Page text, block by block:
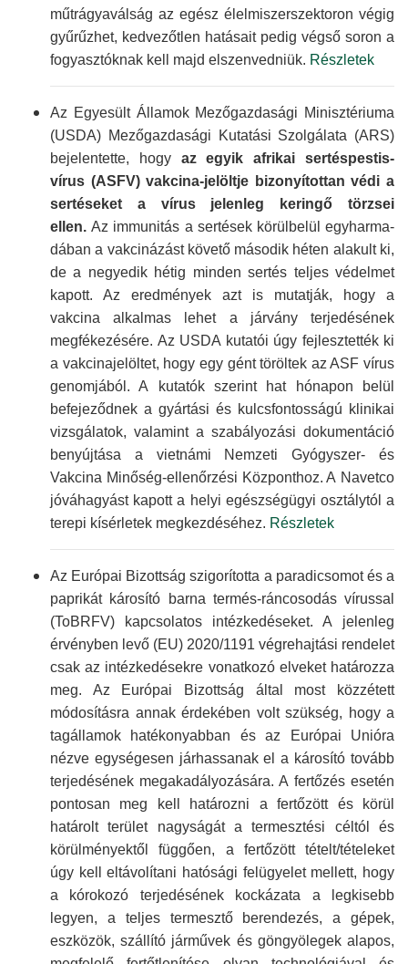
műtrágya­válság az egész élelmiszer­szektoron végig
gyűrűzhet, kedvezőtlen hatásait pedig végső soron a
fogyasztóknak kell majd elszenved­niük. Részletek
Az Egyesült Államok Mező­gazdasági Minisz­tériuma
(USDA) Mező­gazdasági Kutatási Szolgálata (ARS)
bejelen­tette, hogy az egyik afrikai sertés­pestis-
vírus (ASFV) vakcina-jelöltje bizonyí­tottan védi a
sertéseket a vírus jelenleg keringő törzsei
ellen.Az immu­nitás a sertések körülbelül egyharma­
dában a vakci­názást követő második héten alakult ki,
de a negyedik hétig minden sertés teljes védelmet
kapott. Az ered­mények azt is mutatják, hogy a
vakcina alkalmas lehet a járvány terjedé­sének
megféke­zésére. Az USDA kutatói úgy fejlesz­tették ki
a vakcina­jelöltet, hogy egy gént töröltek az ASF vírus
genom­jából. A kutatók szerint hat hónapon belül
befeje­ződnek a gyártási és kulcs­fontosságú klinikai
vizsgálatok, valamint a szabályozási dokumen­táció
benyújtása a vietnámi Nemzeti Gyógyszer- és
Vakcina Minőség-ellenőrzési Központhoz. A Navetco
jóvá­hagyást kapott a helyi egészség­ügyi osztálytól a
terepi kísérletek megkez­déséhez. Részletek
Az Európai Bizottság szigorította a paradi­csomot és a
paprikát károsító barna termés-ránco­sodás vírussal
(ToBRFV) kapcsolatos intézke­déseket. A jelenleg
érvényben levő (EU) 2020/1191 végrehajtási rendelet
csak az intézke­désekre vonatkozó elveket határozza
meg. Az Európai Bizottság által most közzétett
módosí­tásra annak érdekében volt szükség, hogy a
tag­államok hatéko­nyabban és az Európai Unióra
nézve egységesen járhassanak el a károsító tovább
terjedésének meg­akadályo­zására. A fer­tőzés esetén
pontosan meg kell határozni a fertőzött és körül
határolt terület nagyságát a termesztési céltól és
körül­ményektől függően, a fertőzött tételt/tételeket
úgy kell eltávolítani hatósági felügyelet mellett, hogy
a kórokozó terjedé­sének kockázata a legkisebb
legyen, a teljes termesztő berendezés, a gépek,
eszközök, szállító járművek és göngyölegek alapos,